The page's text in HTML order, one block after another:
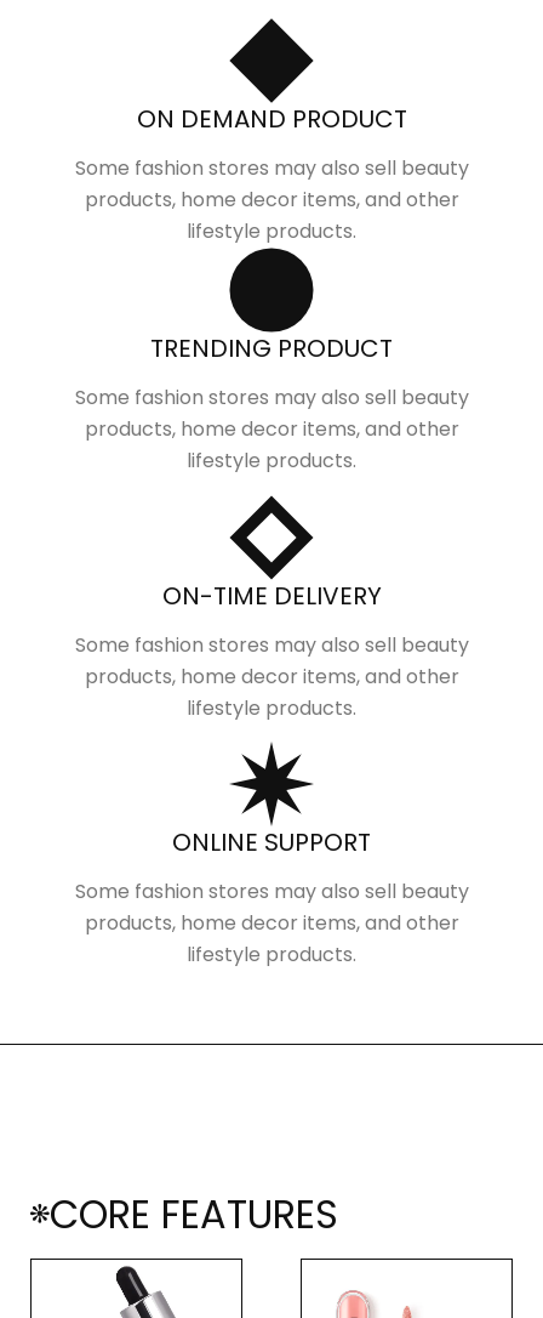
ON DEMAND PRODUCT
Some fashion stores may also sell beauty
products, home decor items, and other
lifestyle products.
TRENDING PRODUCT
Some fashion stores may also sell beauty
products, home decor items, and other
lifestyle products.
ON-TIME DELIVERY
Some fashion stores may also sell beauty
products, home decor items, and other
lifestyle products.
ONLINE SUPPORT
Some fashion stores may also sell beauty
products, home decor items, and other
lifestyle products.
CORE FEATURES